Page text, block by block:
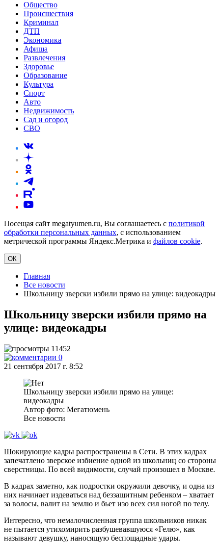
Общество
Происшествия
Криминал
ДТП
Экономика
Афиша
Развлечения
Здоровье
Образование
Культура
Спорт
Авто
Недвижимость
Сад и огород
СВО
Посещая сайт megatyumen.ru, Вы соглашаетесь с политикой
обработки персональных данных, с использованием
метрической программы Яндекс.Метрика и файлов cookie.
ОК
Главная
Все новости
Школьницу зверски избили прямо на улице: видеокадры
Школьницу зверски избили прямо на
улице: видеокадры
11452
0
21 сентября 2017 г. 8:52
Школьницу зверски избили прямо на улице:
видеокадры
Автор фото: Мегатюмень
Все новости
Шокирующие кадры распространены в Сети. В этих кадрах
запечатлено зверское избиение одной из школьниц со стороны
сверстницы. По всей видимости, случай произошел в Москве.
В кадрах заметно, как подростки окружили девочку, и одна из
них начинает издеваться над беззащитным ребенком – хватает
за волосы, валит на землю и бьет изо всех сил ногой по телу.
Интересно, что немалочисленная группа школьников никак
не пытается утихомирить разбушевавшуюся «Гелю», как
называют девушку, наносящую беспощадные удары.